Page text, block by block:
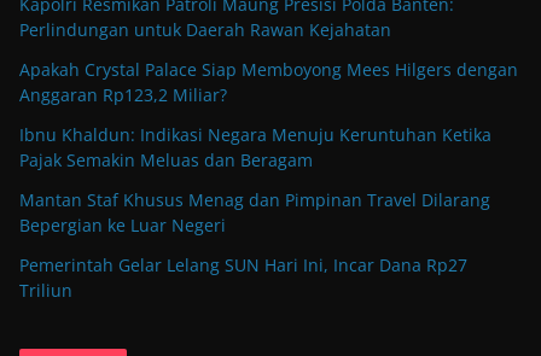
Kapolri Resmikan Patroli Maung Presisi Polda Banten:
Perlindungan untuk Daerah Rawan Kejahatan
Apakah Crystal Palace Siap Memboyong Mees Hilgers dengan
Anggaran Rp123,2 Miliar?
Ibnu Khaldun: Indikasi Negara Menuju Keruntuhan Ketika
Pajak Semakin Meluas dan Beragam
Mantan Staf Khusus Menag dan Pimpinan Travel Dilarang
Bepergian ke Luar Negeri
Pemerintah Gelar Lelang SUN Hari Ini, Incar Dana Rp27
Triliun